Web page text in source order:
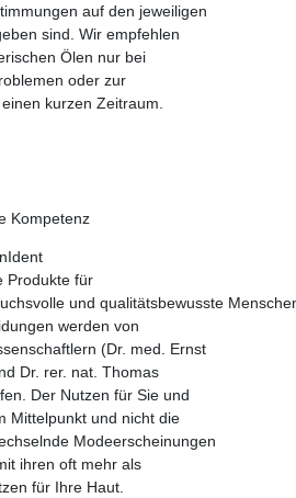
auf den jeweiligen
sind. Wir empfehlen
Ölen nur bei
oder zur
kurzen Zeitraum.
Kompetenz
Produkte für
und qualitätsbewusste
werden von
(Dr. med. Ernst
Dr. rer. nat. Thomas
Der Nutzen für Sie und
Mittelpunkt und nicht die
Modeerscheinungen
ihren oft mehr als
für Ihre Haut.